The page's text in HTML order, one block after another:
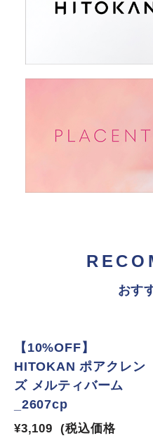
おす
【10%OFF】
HITOKAN ポアクレン
ズ メルティバーム
_2607cp
¥3,109 (税込価格